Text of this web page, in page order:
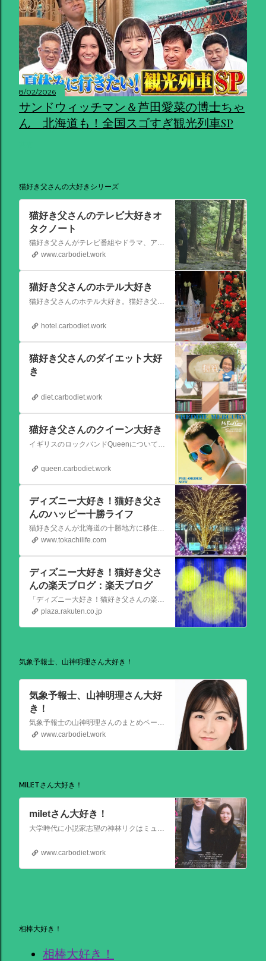
8/02/2026
サンドウィッチマン＆芦田愛菜の博士ちゃ
ん 北海道も！全国スゴすぎ観光列車SP
猫好き父さんの大好きシリーズ
猫好き父さんのテレビ大好きオ
タクノート
猫好き父さんがテレビ番組やドラマ、アニメ、特撮ヒーロー,そしてダイエットについて書いたブログです。
www.carbodiet.work
猫好き父さんのホテル大好き
猫好き父さんのホテル大好き。猫好き父さんが宿泊したホテルの情報を徒然なるままに書いていきます。
hotel.carbodiet.work
猫好き父さんのダイエット大好
き
diet.carbodiet.work
猫好き父さんのクイーン大好き
イギリスのロックバンドQueenについての情報をアップします。
queen.carbodiet.work
ディズニー大好き！猫好き父さ
んのハッピー十勝ライフ
猫好き父さんが北海道の十勝地方に移住しました。なれない北海道の暮らしについてお伝えします。
www.tokachilife.com
ディズニー大好き！猫好き父さ
んの楽天ブログ：楽天ブログ
「ディズニー大好き！猫好き父さんの楽天ブログ」にようこそ！ いろんなブログサービスが廃止になるなか満を持して楽天ブログをはじめようと思います。 よろしくお願いいたします。
plaza.rakuten.co.jp
気象予報士、山神明理さん大好き！
気象予報士、山神明理さん大好
き！
気象予報士の山神明理さんのまとめページを作成しました。情報があればこれからも更新します。 #山上明理 さんではありません、#山神明理 さんです。 #山神さんロス #気象予報士 #防災士 #山上あかり #DayDay
www.carbodiet.work
MILETさん大好き！
miletさん大好き！
大学時代に小説家志望の神林リクはミュージシャンを目指す前園ミナミと出会う。二人は互いに一目惚れして結婚。 8年後、リクは超人気のベストセラー作家となるがミナミは志半ばで夢を諦めていた。そんなある日ミナミとケンカした翌朝リクが目覚めると、なぜかミナミは大スターでリクは小説家ではなくいち編集者という世界
www.carbodiet.work
相棒大好き！
相棒大好き！